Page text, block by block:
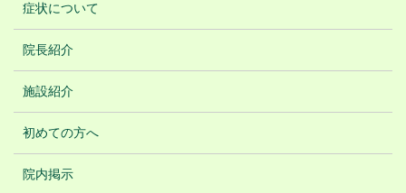
症状について
院長紹介
施設紹介
初めての方へ
院内掲示